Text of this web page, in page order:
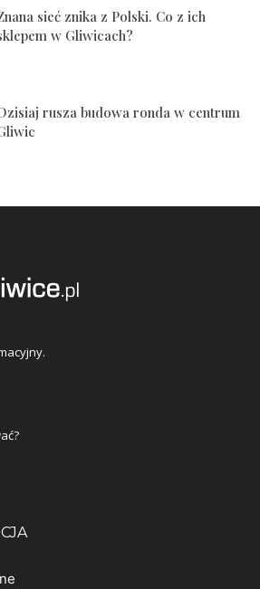
sieć znika z Polski. Co z ich
w Gliwicach?
rusza budowa ronda w centrum